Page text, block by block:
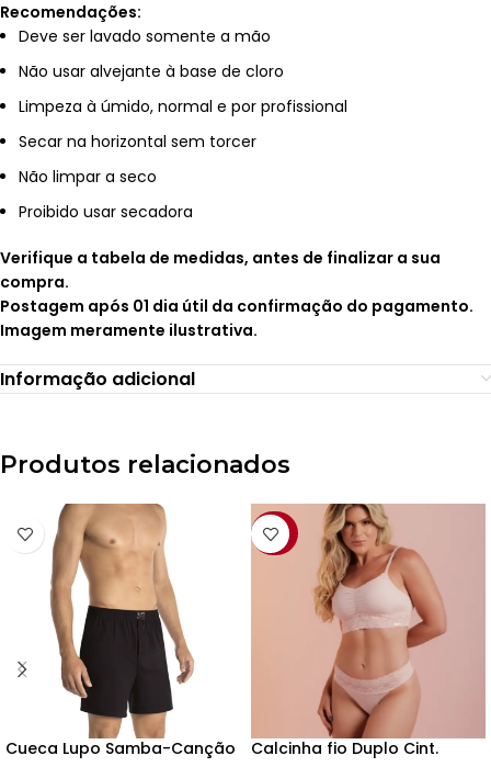
Recomendações:
Deve ser lavado somente a mão
Não usar alvejante à base de cloro
Limpeza à úmido, normal e por profissional
Secar na horizontal sem torcer
Não limpar a seco
Proibido usar secadora
Verifique a tabela de medidas, antes de finalizar a sua
compra.
Postagem após 01 dia útil da confirmação do pagamento.
Imagem meramente ilustrativa.
Informação adicional
Produtos relacionados
Cueca Lupo Samba-Canção
-29%
Calcinha fio Duplo Cint.